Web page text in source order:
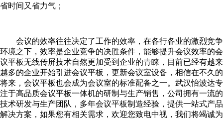
省时间又省力气；
会议的效率往往决定了工作的效率，在各行各业的激烈竞争
环境之下，效率是企业竞争的决胜条件，能够提升会议效率的会
议平板无线传屏技术自然更加受到企业的青睐，目前已经有越来
越多的企业开始引进会议平板，更新会议室设备，相信在不久的
将来，会议平板也会成为会议室的标准配备之一。武汉怡波达专
注于高品质会议平板一体机的研制与生产销售，公司拥有一流的
技术研发与生产团队，多年会议平板制造经验，提供一站式产品
解决方案，如果您有相关需求，欢迎您致电中视，我们将竭诚为